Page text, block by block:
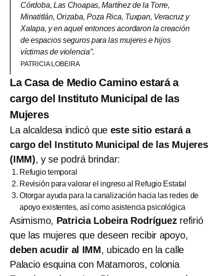
Córdoba, Las Choapas, Martínez de la Torre,
Minatitlán, Orizaba, Poza Rica, Tuxpan, Veracruz y
Xalapa, y en aquel entonces acordaron la creación
de espacios seguros para las mujeres e hijos
víctimas de violencia”.
PATRICIA LOBEIRA
La Casa de Medio Camino estará a
cargo del Instituto Municipal de las
Mujeres
La alcaldesa indicó que este sitio estará a
cargo del Instituto Municipal de las Mujeres
(IMM), y se podrá brindar:
Refugio temporal
Revisión para valorar el ingreso al Refugio Estatal
Otorgar ayuda para la canalización hacia las redes de
apoyo existentes, así como asistencia psicológica
Asimismo, Patricia Lobeira Rodríguezrefirió
que las mujeres que deseen recibir apoyo,
deben acudir al IMM, ubicado en la calle
Palacio esquina con Matamoros, colonia